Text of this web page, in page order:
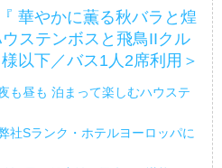
華やかに薫る秋バラと煌
ステンボスと飛鳥IIクル
以下／バス1人2席利用＞
昼も 泊まって楽しむハウステ
Sランク・ホテルヨーロッパに